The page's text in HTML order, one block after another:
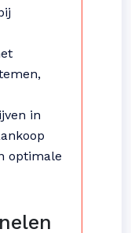
in
optimale